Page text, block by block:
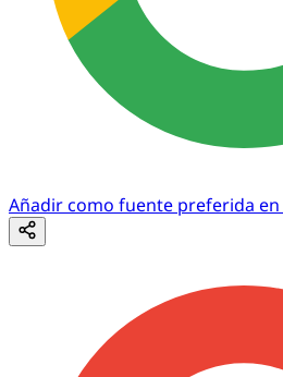
Añadir como fuente preferida